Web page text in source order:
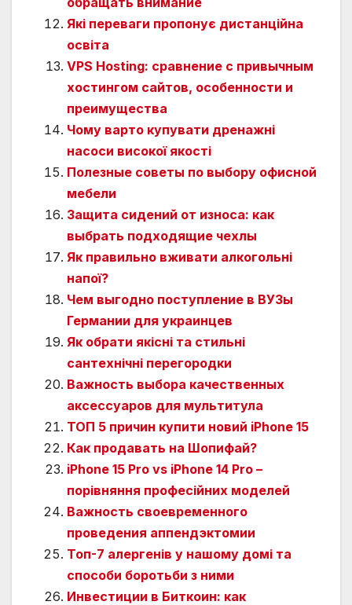
Які переваги пропонує дистанційна
освіта
VPS Hosting: сравнение с привычным
хостингом сайтов, особенности и
преимущества
Чому варто купувати дренажні
насоси високої якості
Полезные советы по выбору офисной
мебели
Защита сидений от износа: как
выбрать подходящие чехлы
Як правильно вживати алкогольні
напої?
Чем выгодно поступление в ВУЗы
Германии для украинцев
Як обрати якісні та стильні
сантехнічні перегородки
Важность выбора качественных
аксессуаров для мультитула
ТОП 5 причин купити новий iPhone 15
Как продавать на Шопифай?
iPhone 15 Pro vs iPhone 14 Pro –
порівняння професійних моделей
Важность своевременного
проведения аппендэктомии
Топ-7 алергенів у нашому домі та
способи боротьби з ними
Инвестиции в Биткоин: как